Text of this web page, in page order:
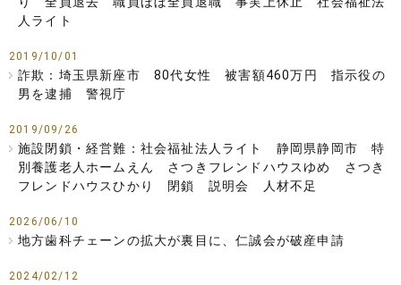
人ライト
2019/10/01
詐欺：埼玉県新座市 80代女性 被害額460万円 指示役の
男を逮捕 警視庁
2019/09/26
施設閉鎖・経営難：社会福祉法人ライト 静岡県静岡市 特
別養護老人ホームえん さつきフレンドハウスゆめ さつき
フレンドハウスひかり 閉鎖 説明会 人材不足
2026/06/10
地方歯科チェーンの拡大が裏目に、仁誠会が破産申請
2024/02/12